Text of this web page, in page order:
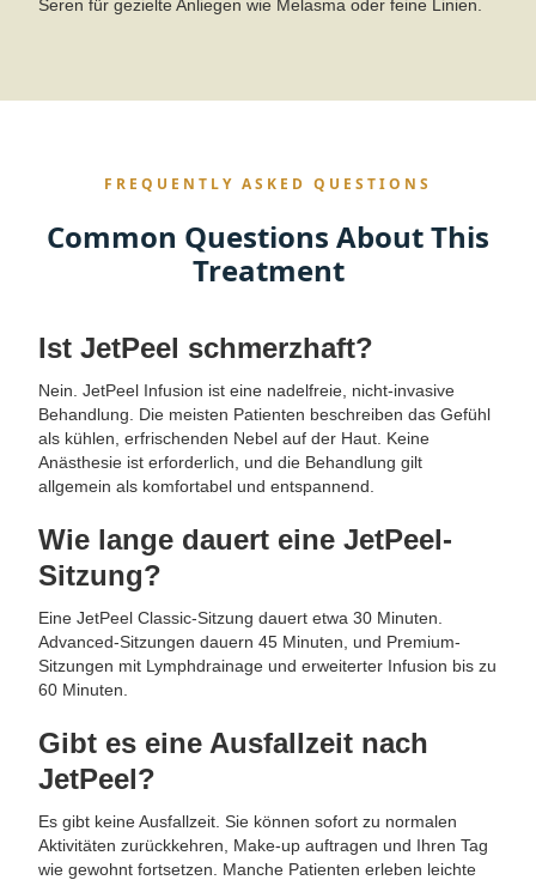
Seren für gezielte Anliegen wie Melasma oder feine Linien.
FREQUENTLY ASKED QUESTIONS
Common Questions About This
Treatment
Ist JetPeel schmerzhaft?
Nein. JetPeel Infusion ist eine nadelfreie, nicht-invasive
Behandlung. Die meisten Patienten beschreiben das Gefühl
als kühlen, erfrischenden Nebel auf der Haut. Keine
Anästhesie ist erforderlich, und die Behandlung gilt
allgemein als komfortabel und entspannend.
Wie lange dauert eine JetPeel-
Sitzung?
Eine JetPeel Classic-Sitzung dauert etwa 30 Minuten.
Advanced-Sitzungen dauern 45 Minuten, und Premium-
Sitzungen mit Lymphdrainage und erweiterter Infusion bis zu
60 Minuten.
Gibt es eine Ausfallzeit nach
JetPeel?
Es gibt keine Ausfallzeit. Sie können sofort zu normalen
Aktivitäten zurückkehren, Make-up auftragen und Ihren Tag
wie gewohnt fortsetzen. Manche Patienten erleben leichte